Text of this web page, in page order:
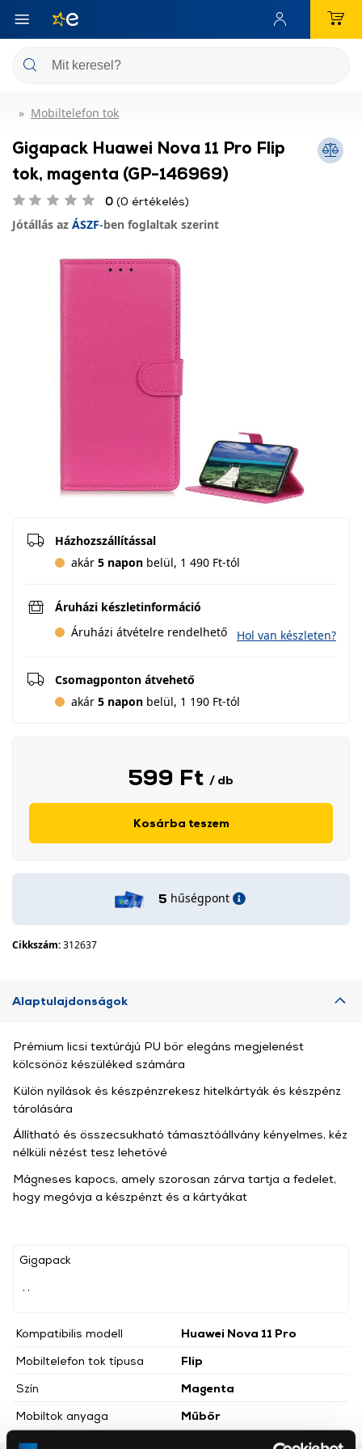
Mobiltelefon tok
Gigapack Huawei Nova 11 Pro Flip
tok, magenta (GP-146969)
0 (0 értékelés)
Jótállás az ÁSZF-ben foglaltak szerint
Házhozszállítással
akár 5 napon belül, 1 490 Ft-tól
Áruházi készletinformáció
Áruházi átvételre rendelhető
Hol van készleten?
Csomagponton átvehető
akár 5 napon belül, 1 190 Ft-tól
599 Ft / db
Kosárba teszem
5 hűségpont
Cikkszám:312637
Alaptulajdonságok
Gigapack
Kompatibilis modell
Huawei Nova 11 Pro
Mobiltelefon tok típusa
Flip
Szín
Magenta
Mobiltok anyaga
Műbőr
Prémium licsi textúrájú PU bőr elegáns megjelenést
kölcsönöz készüléked számára
Külön nyílások és készpénzrekesz hitelkártyák és készpénz
tárolására
Állítható és összecsukható támasztóállvány kényelmes, kéz
nélküli nézést tesz lehetővé
Mágneses kapocs, amely szorosan zárva tartja a fedelet,
hogy megóvja a készpénzt és a kártyákat